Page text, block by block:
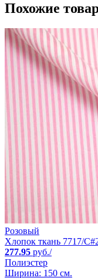
Похожие
Розовый
Хлопок ткань 7717/
277.95 руб./
Полиэстер
Ширина: 150 см.